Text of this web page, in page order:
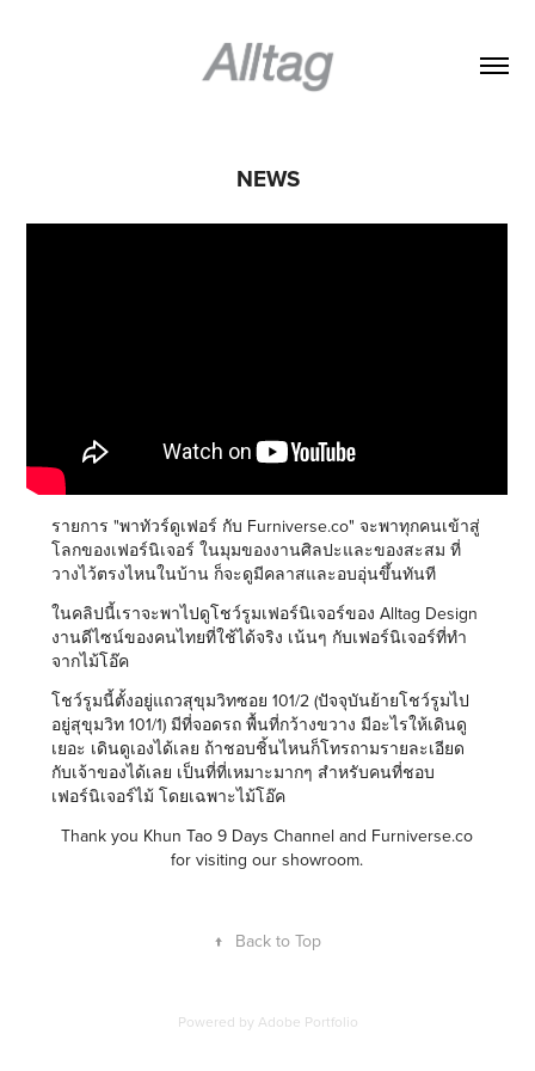
NEWS
รายการ "พาทัวร์ดูเฟอร์ กับ Furniverse.co" จะพาทุกคนเข้าสู่
โลกของเฟอร์นิเจอร์ ในมุมของงานศิลปะและของสะสม ที่
วางไว้ตรงไหนในบ้าน ก็จะดูมีคลาสและอบอุ่นขึ้นทันที
ในคลิปนี้เราจะพาไปดูโชว์รูมเฟอร์นิเจอร์ของ Alltag Design
งานดีไซน์ของคนไทยที่ใช้ได้จริง เน้นๆ กับเฟอร์นิเจอร์ที่ทำ
จากไม้โอ๊ค
โชว์รูมนี้ตั้งอยู่แถวสุขุมวิทซอย 101/2 (ปัจจุบันย้ายโชว์รูมไป
อยู่สุขุมวิท 101/1) มีที่จอดรถ พื้นที่กว้างขวาง มีอะไรให้เดินดู
เยอะ เดินดูเองได้เลย ถ้าชอบชิ้นไหนก็โทรถามรายละเอียด
กับเจ้าของได้เลย เป็นที่ที่เหมาะมากๆ สำหรับคนที่ชอบ
เฟอร์นิเจอร์ไม้ โดยเฉพาะไม้โอ๊ค
Thank you Khun Tao9 Days Channeland Furniverse.co
for visiting our showroom.
↑ Back to Top
Powered by Adobe Portfolio